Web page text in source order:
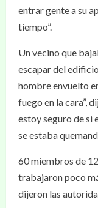
entrar gente a su
tiempo”.
Un vecino que
escapar del
hombre envuelto
fuego en la cara”,
estoy seguro de si
se estaba
60 miembros de
trabajaron poco
dijeron las